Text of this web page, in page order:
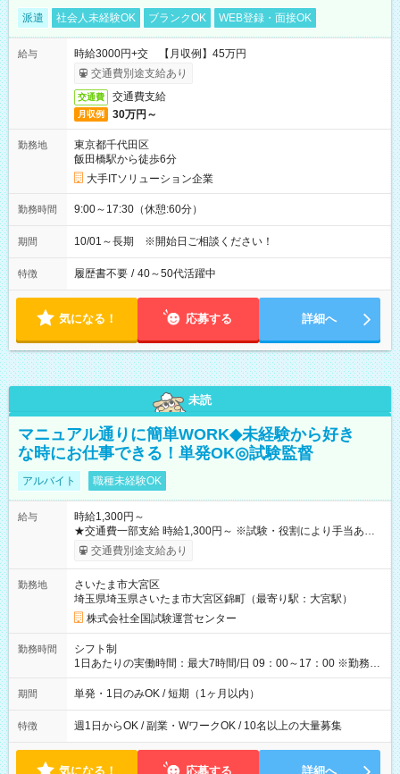
派遣 社会人未経験OK ブランクOK WEB登録・面接OK
給与
時給3000円+交 【月収例】45万円
交通費別途支給あり
交通費 交通費支給
月収例 30万円～
勤務地
東京都千代田区
飯田橋駅から徒歩6分
大手ITソリューション企業
勤務時間 9:00～17:30（休憩:60分）
期間 10/01～長期 ※開始日ご相談ください！
特徴 履歴書不要 / 40～50代活躍中
気になる！ 応募する 詳細へ
未読
マニュアル通りに簡単WORK◆未経験から好き
な時にお仕事できる！単発OK◎試験監督
アルバイト 職種未経験OK
給与
時給1,300円～
★交通費一部支給 時給1,300円～ ※試験・役割により手当あり
※勤務回数により昇給あり 【即給（前払い）オプションあ
り！】 希望される場合、勤務から1週間ほどで給与の一部を受け
例】 ・河合塾模擬試験 8:30～17:30（休憩1時間） 時給1,300円
×8時間＝日収10,400円＋交通費 ※当日の役割により時給＋100
円の場合あり ・国家試験 7:00～13:30（休憩なし） 時給1,300
円（役割手当＋100円）×6時間＝日収8,400円＋交通費 【試用期
間】試用期間なし
交通費別途支給あり
勤務地
さいたま市大宮区
埼玉県埼玉県さいたま市大宮区錦町（最寄り駅：大宮駅）
株式会社全国試験運営センター
勤務時間
シフト制
1日あたりの実働時間：最大7時間/日 09：00～17：00 ※勤務時
間は 試験により異なります。
期間 単発・1日のみOK / 短期（1ヶ月以内）
特徴 週1日からOK / 副業・WワークOK / 10名以上の大量募集
気になる！ 応募する 詳細へ